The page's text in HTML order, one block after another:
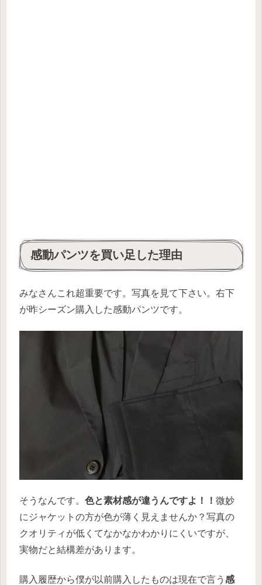
感動パンツを買い足した理由
みなさんこれ超重要です。写真を見て下さい。右下
が昨シーズン購入した感動パンツです。
そうなんです。 色と素材感が違うんですよ！！ 微妙
にジャケットの方が色が薄く見えませんか？写真の
クオリティが低くてなかなかわかりにくいですが、
実物だと結構差があります。
購入履歴から僕が以前購入したものは現在で言う 感